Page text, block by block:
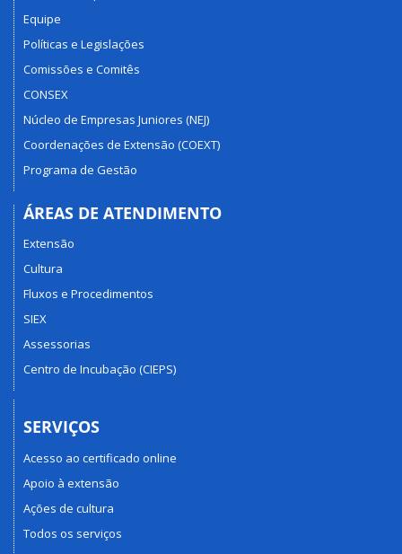
Equipe
Políticas e Legislações
Comissões e Comitês
CONSEX
Núcleo de Empresas Juniores (NEJ)
Coordenações de Extensão (COEXT)
Programa de Gestão
ÁREAS DE ATENDIMENTO
Extensão
Cultura
Fluxos e Procedimentos
SIEX
Assessorias
Centro de Incubação (CIEPS)
SERVIÇOS
Acesso ao certificado online
Apoio à extensão
Ações de cultura
Todos os serviços